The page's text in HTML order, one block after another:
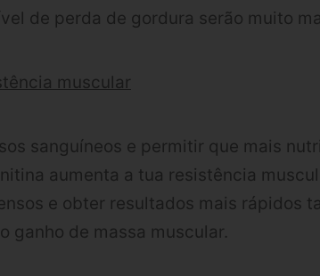
de perda de gordura serão muito
muscular
sanguíneos e permitir que mais
aumenta a tua resistência
e obter resultados mais rápidos
ganho de massa muscular.